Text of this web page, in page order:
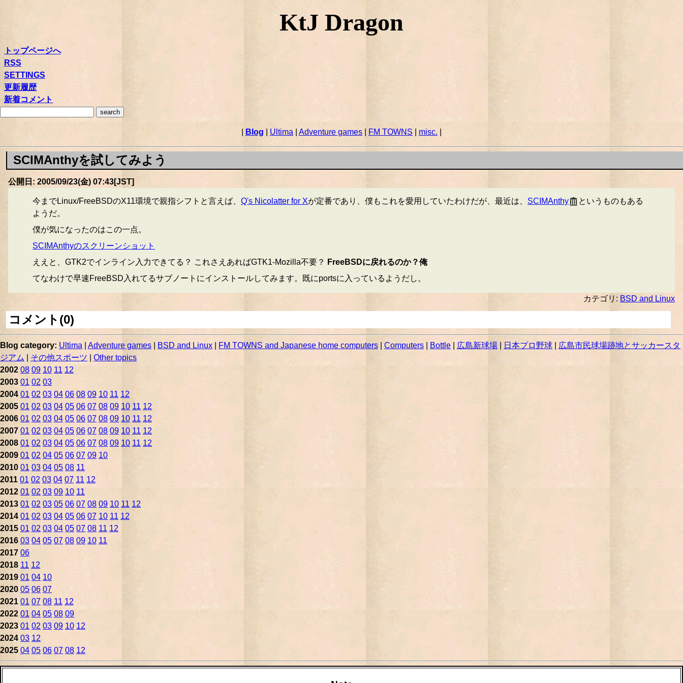
KtJ Dragon
トップページへ
RSS
SETTINGS
更新履歴
新着コメント
Blog Ultima Adventure games FM TOWNS misc.
SCIMAnthyを試してみよう
公開日: 2005/09/23(金) 07:43[JST]
今までLinux/FreeBSDのX11環境で親指シフトと言えば、 Q's Nicolatter for Xが定番であり、僕もこれを愛用していたわけだが、最近は、 SCIMAnthy
というものもある
ようだ。
僕が気になったのはこの一点。
SCIMAnthyのスクリーンショット
ええと、GTK2でインライン入力できてる？ これさえあればGTK1-Mozilla不要？
FreeBSDに戻れるのか？俺
てなわけで早速FreeBSD入れてるサブノートにインストールしてみます。既にportsに入っているようだし。
カテゴリ: BSD and Linux
コメント(0)
Blog category: Ultima Adventure games BSD and Linux FM TOWNS and Japanese home computers Computers Bottle 広島新球場 日本プロ野球
広島市民球場跡地とサッカースタ
ジアム
その他スポーツ
Other topics
2002 08 09 10 11 12
2003 01 02 03
2004 01 02 03 04 06 08 09 10 11 12
2005 01 02 03 04 05 06 07 08 09 10 11 12
2006 01 02 03 04 05 06 07 08 09 10 11 12
2007 01 02 03 04 05 06 07 08 09 10 11 12
2008 01 02 03 04 05 06 07 08 09 10 11 12
2009 01 02 04 05 06 07 09 10
2010 01 03 04 05 08 11
2011 01 02 03 04 07 11 12
2012 01 02 03 09 10 11
2013 01 02 03 05 06 07 08 09 10 11 12
2014 01 02 03 04 05 06 07 10 11 12
2015 01 02 03 04 05 07 08 11 12
2016 03 04 05 07 08 09 10 11
2017 06
2018 11 12
2019 01 04 10
2020 05 06 07
2021 01 07 08 11 12
2022 01 04 05 08 09
2023 01 02 03 09 10 12
2024 03 12
2025 04 05 06 07 08 12